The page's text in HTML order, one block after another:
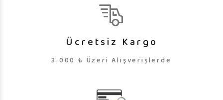
Ücretsiz Kargo
3.000 ₺ Üzeri Alışverişlerde